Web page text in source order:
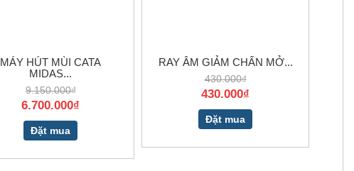
MÁY HÚT MÙI CATA
MIDAS...
9.150.000₫
6.700.000₫
Đặt mua
RAY ÂM GIẢM CHẤN MỞ...
430.000₫
430.000₫
Đặt mua